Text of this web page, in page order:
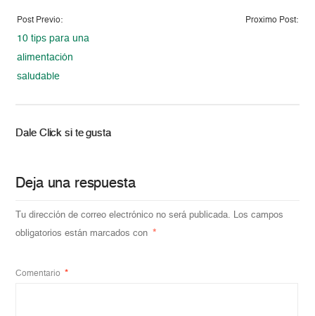
Post Previo:
10 tips para una
alimentación
saludable
Proximo Post:
Dale Click si te gusta
Deja una respuesta
Tu dirección de correo electrónico no será publicada. Los campos
obligatorios están marcados con *
Comentario *